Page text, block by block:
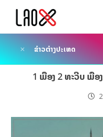
ຂ່າວຕ່າງປະເທດ
1 ເມືອງ 2 ທະວີບ ເມື